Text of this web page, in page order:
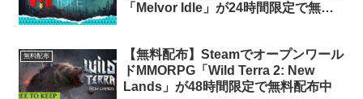
「Melvor Idle」が24時間限定で無料
無料配布
【無料配布】Steamでオープンワール
ドMMORPG「Wild Terra 2: New
Lands」が48時間限定で無料配布中